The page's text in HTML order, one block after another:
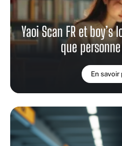
Yaoi Scan FR et
que
En savoir